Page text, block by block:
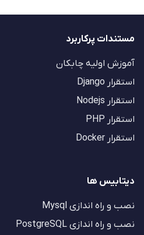
مستندات پرکاربرد
آموزش اولیه چابکان
استقرار Django
استقرار Nodejs
استقرار PHP
استقرار Docker
دیتابیس ها
نصب و راه اندازی Mysql
نصب و راه اندازی PostgreSQL